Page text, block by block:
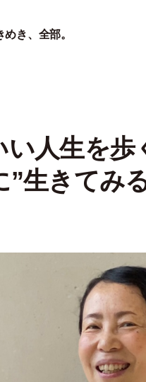
き、全部。
い人生を
”生きてみ